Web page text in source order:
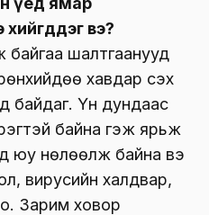
вэ?
байгаа шалтгаанууд
хавдар үүсэх
байдаг. Үүн дундаас
байна гэж ярьж
юу нөлөөлж байна вэ
вирусийн халдвар,
Зарим ховор